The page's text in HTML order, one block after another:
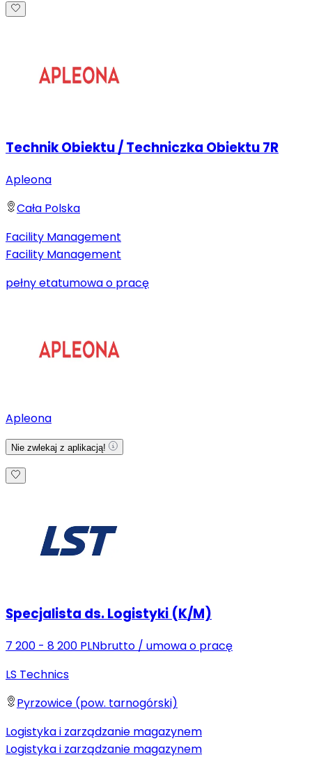
Technik Obiektu / Techniczka Obiektu 7R
Apleona
Cała Polska
Facility Management
Facility Management
pełny etatumowa o pracę
Apleona
Nie zwlekaj z aplikacją!
Specjalista ds. Logistyki (K/M)
7 200 - 8 200 PLNbrutto / umowa o pracę
LS Technics
Pyrzowice (pow. tarnogórski)
Logistyka i zarządzanie magazynem
Logistyka i zarządzanie magazynem